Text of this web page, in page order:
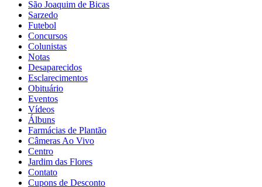
São Joaquim de Bicas
Sarzedo
Futebol
Concursos
Colunistas
Notas
Desaparecidos
Esclarecimentos
Obituário
Eventos
Vídeos
Álbuns
Farmácias de Plantão
Câmeras Ao Vivo
Centro
Jardim das Flores
Contato
Cupons de Desconto